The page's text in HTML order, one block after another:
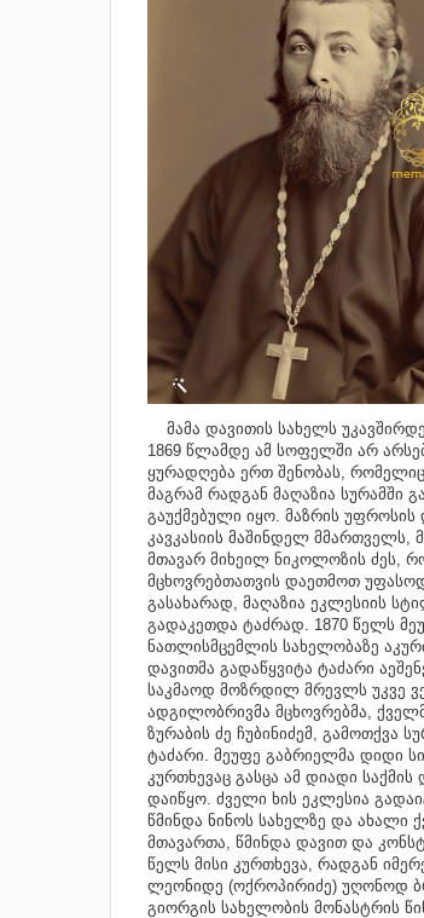
მამა დავითის სახელს
1869 წლამდე ამ სოფელში არ
ყურადღება ერთ შენობას,
მაგრამ რადგან მაღაზია სურამში
გაუქმებული იყო. მაზრის უფროსის
კავკასიის მაშინდელ
მთავარ მიხეილ ნიკოლოზის ძეს,
მცხოვრებთათვის დაეთმოთ
გასახარად, მაღაზია ეკლესიის
გადაკეთდა ტაძრად. 1870 წელს
ნათლისმცემლის სახელობაზე
დავითმა გადაწყვიტა ტაძარი
საკმაოდ მოზრდილ მრევლს უკვე
ადგილობრივმა მცხოვრებმა,
ზურაბის ძე ჩუბინიძემ, გამოთქვა
ტაძარი. მეუფე გაბრიელმა დიდი
კურთხევაც გასცა ამ დიადი
დაიწყო. ძველი ხის ეკლესია
წმინდა ნინოს სახელზე და ახალი
მთავართა, წმინდა დავით და
წელს მისი კურთხევა, რადგან
ლეონიდე (ოქროპირიძე) უღონოდ
გიორგის სახელობის მონასტრის